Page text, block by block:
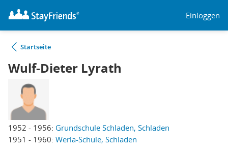
Einloggen
Startseite
Wulf-Dieter Lyrath
1952 - 1956: Grundschule Schladen, Schladen
1951 - 1960: Werla-Schule, Schladen